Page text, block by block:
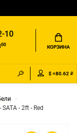
10
00 КОРЗИНА
$ =80.62 ₽
- 2ft - Red